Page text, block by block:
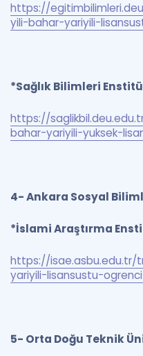
https://
yili-bahar-yariyili-
*Sağlık Bilimleri
https://
bahar-yariyili-yuksek-
4- Ankara Sosyal
*İslami Araştırma
https://
yariyili-lisansustu-
5- Orta Doğu Teknik